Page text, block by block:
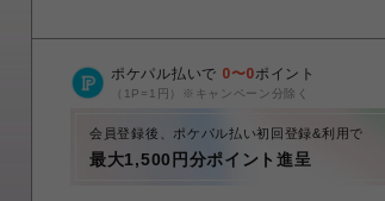
ポケパル払いで 0〜0ポイント
（1P=1円）※キャンペーン分除く
会員登録後、ポケパル払い初回登録&利用で
最大1,500円分ポイント進呈